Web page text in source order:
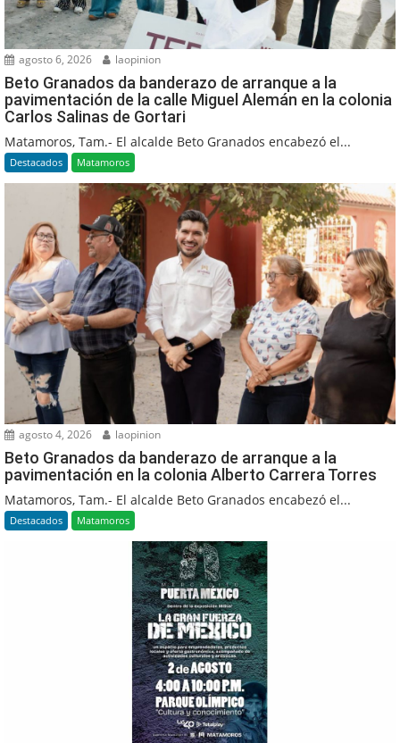
agosto 6, 2026 laopinion
Beto Granados da banderazo de arranque a la
pavimentación de la calle Miguel Alemán en la colonia
Carlos Salinas de Gortari
Matamoros, Tam.- El alcalde Beto Granados encabezó el...
Destacados Matamoros
agosto 4, 2026 laopinion
Beto Granados da banderazo de arranque a la
pavimentación en la colonia Alberto Carrera Torres
Matamoros, Tam.- El alcalde Beto Granados encabezó el...
Destacados Matamoros